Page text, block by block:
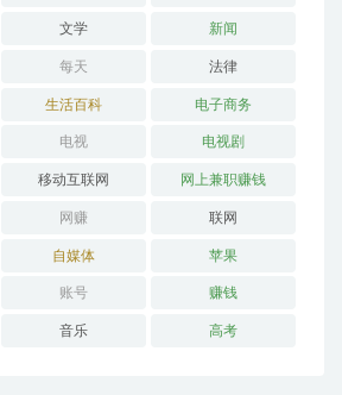
文学 新闻
每天 法律
生活百科 电子商务
电视 电视剧
移动互联网 网上兼职赚钱
网赚 联网
自媒体 苹果
账号 赚钱
音乐 高考